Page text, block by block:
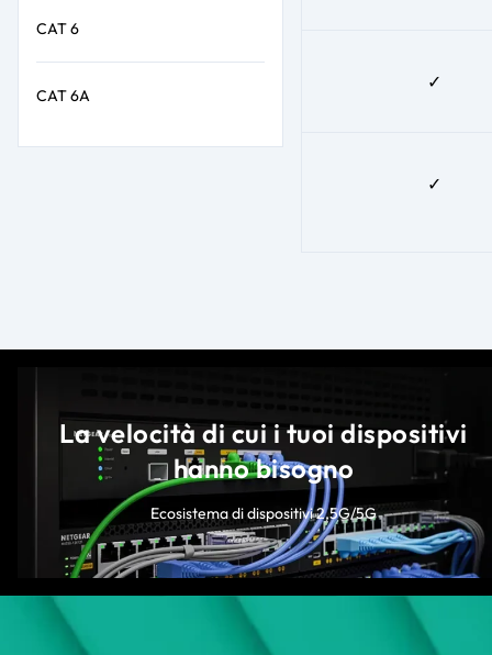
CAT 6
CAT 6A
✓
✓
La velocità di cui i tuoi dispositivi
hanno bisogno
Ecosistema di dispositivi 2,5G/5G